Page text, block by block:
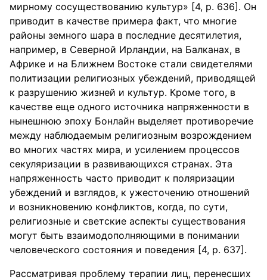
мирному сосуществованию культур» [4, р. 636]. Он
приводит в качестве примера факт, что многие
районы земного шара в последние десятилетия,
например, в Северной Ирландии, на Балканах, в
Африке и на Ближнем Востоке стали свидетелями
политизации религиозных убеждений, приводящей
к разрушению жизней и культур. Кроме того, в
качестве еще одного источника напряженности в
нынешнюю эпоху Бонлайн выделяет противоречие
между наблюдаемым религиозным возрождением
во многих частях мира, и усилением процессов
секуляризации в развивающихся странах. Эта
напряженность часто приводит к поляризации
убеждений и взглядов, к ужесточению отношений
и возникновению конфликтов, когда, по сути,
религиозные и светские аспекты существования
могут быть взаимодополняющими в понимании
человеческого состояния и поведения [4, р. 637].
Рассматривая проблему терапии лиц, перенесших